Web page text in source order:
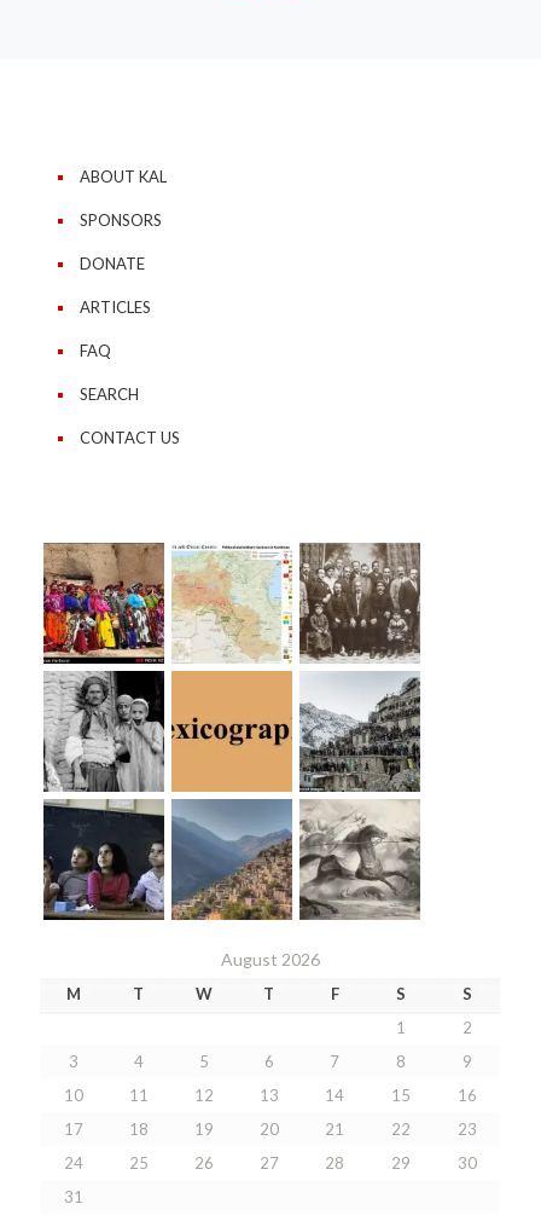
ABOUT KAL
SPONSORS
DONATE
ARTICLES
FAQ
SEARCH
CONTACT US
August 2026
M T W T F S
S
1
2
3
4 5 6 7 8
9
10
11 12 13 14 15
16
17
18 19 20 21 22
23
24
25 26 27 28 29
30
31